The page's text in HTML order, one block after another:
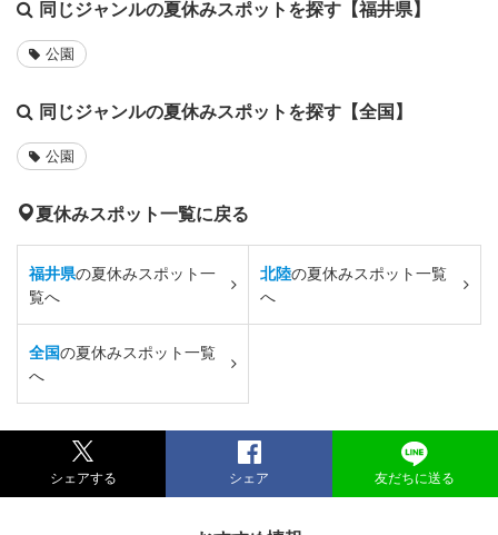
同じジャンルの夏休みスポットを探す【福井県】
公園
同じジャンルの夏休みスポットを探す【全国】
公園
夏休みスポット一覧に戻る
福井県の夏休みスポット一
覧へ
北陸の夏休みスポット一覧
へ
全国の夏休みスポット一覧
へ
シェアする シェア 友だちに送る